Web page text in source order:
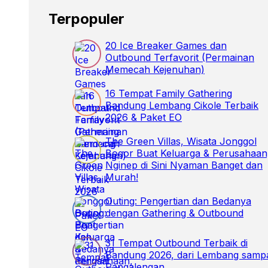
Terpopuler
20 Ice Breaker Games dan
Outbound Terfavorit (Permainan
Memecah Kejenuhan)
16 Tempat Family Gathering
Bandung Lembang Cikole Terbaik
2026 & Paket EO
The Green Villas, Wisata Jonggol
Bogor Buat Keluarga &
Nginep di Sini Nyaman Banget dan
Murah!
Outing: Pengertian dan Bedanya
dengan Gathering & Outbound
31 Tempat Outbound Terbaik di
Bandung 2026, dari Lembang